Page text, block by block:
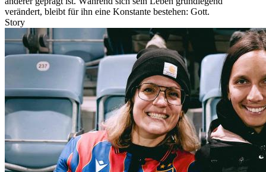
verändert, bleibt für ihn eine Konstante bestehen: Gott.
Story